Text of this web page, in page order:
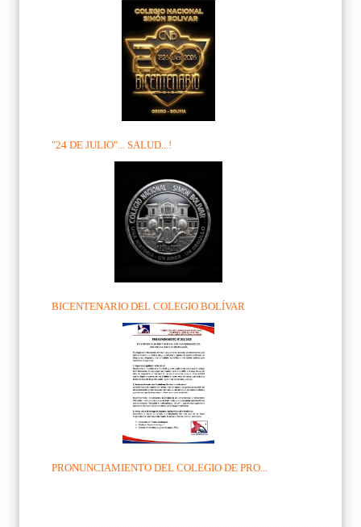
"24 DE JULIO"... SALUD...!
BICENTENARIO DEL COLEGIO BOLÍVAR
PRONUNCIAMIENTO DEL COLEGIO DE PRO...